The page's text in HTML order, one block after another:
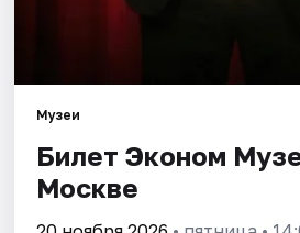
Музеи
Билет Эконом
Москве